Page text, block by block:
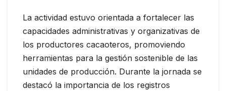
La actividad estuvo orientada a fortalecer las
capacidades administrativas y organizativas de
los productores cacaoteros, promoviendo
herramientas para la gestión sostenible de las
unidades de producción. Durante la jornada se
destacó la importancia de los registros